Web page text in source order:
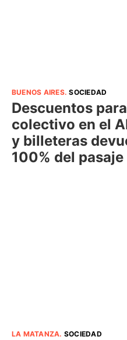
BUENOS AIRES.SOCIEDAD
Descuentos
colectivo en el
y billeteras
100% del pasaje
LA MATANZA. SOCIEDAD